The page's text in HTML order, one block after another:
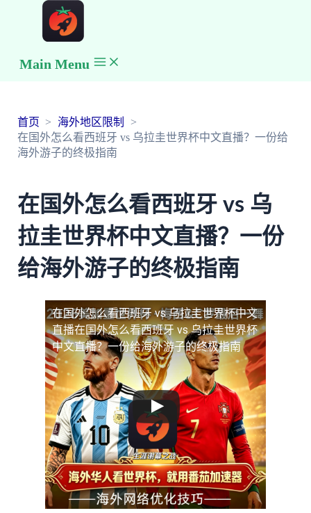
Main Menu
首页
海外地区限制
在国外怎么看西班牙 vs 乌拉圭世界杯中文直播？一份给
海外游子的终极指南
在国外怎么看西班牙 vs 乌
拉圭世界杯中文直播？一份
给海外游子的终极指南
在国外怎么看西班牙 vs 乌拉圭世界杯中文
直播在国外怎么看西班牙 vs 乌拉圭世界杯
中文直播？一份给海外游子的终极指南